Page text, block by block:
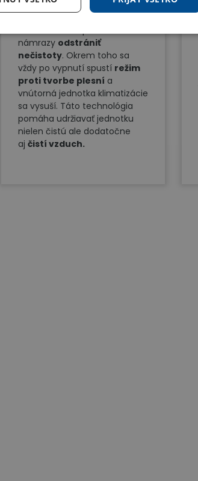
výmenníku umožňuje
námrazy odstrániť
nečistoty. Okrem toho sa
vždy po vypnutí spustí režim
proti tvorbe plesní a
vnútorná jednotka klimatizácie
sa vysuší. Táto technológia
pomáha udržiavať jednotku
nielen čistú ale dodatočne
aj čistí vzduch.